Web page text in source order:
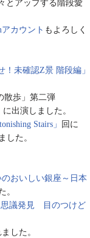
とアップする階段愛
カウント もよろしく
！未確認Z景 階段編」
散歩」第二弾
に出演しました。
Stairs」
回に
した。
おいしい銀座～日本
。
思議発見 目のつけど
した。